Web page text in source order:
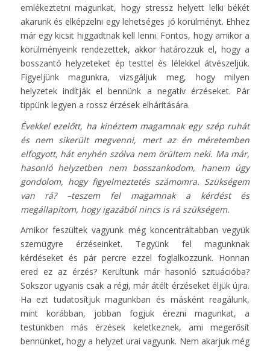
emlékeztetni magunkat, hogy stressz helyett lelki békét
akarunk és elképzelni egy lehetséges jó körülményt. Ehhez
már egy kicsit higgadtnak kell lenni. Fontos, hogy amikor a
körülményeink rendezettek, akkor határozzuk el, hogy a
bosszantó helyzeteket ép testtel és lélekkel átvészeljük.
Figyeljünk magunkra, vizsgáljuk meg, hogy milyen
helyzetek indítják el bennünk a negatív érzéseket. Pár
tippünk legyen a rossz érzések elhárítására.
Évekkel ezelőtt, ha kinéztem magamnak egy szép ruhát
és nem sikerült megvenni, mert az én méretemben
elfogyott, hát enyhén szólva nem örültem neki. Ma már,
hasonló helyzetben nem bosszankodom, hanem úgy
gondolom, hogy figyelmeztetés számomra. Szükségem
van rá? –teszem fel magamnak a kérdést és
megállapítom, hogy igazából nincs is rá szükségem.
Amikor feszültek vagyunk még koncentráltabban vegyük
szemügyre érzéseinket. Tegyünk fel magunknak
kérdéseket és pár percre ezzel foglalkozzunk. Honnan
ered ez az érzés? Kerültünk már hasonló szituációba?
Sokszor ugyanis csak a régi, már átélt érzéseket éljük újra.
Ha ezt tudatosítjuk magunkban és másként reagálunk,
mint korábban, jobban fogjuk érezni magunkat, a
testünkben más érzések keletkeznek, ami megerősít
bennünket, hogy a helyzet urai vagyunk. Nem akarjuk még